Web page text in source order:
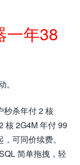
一年38
秒杀年付 2 核
核 2G4M 年付 99
可同价续费。
简单拖拽，轻